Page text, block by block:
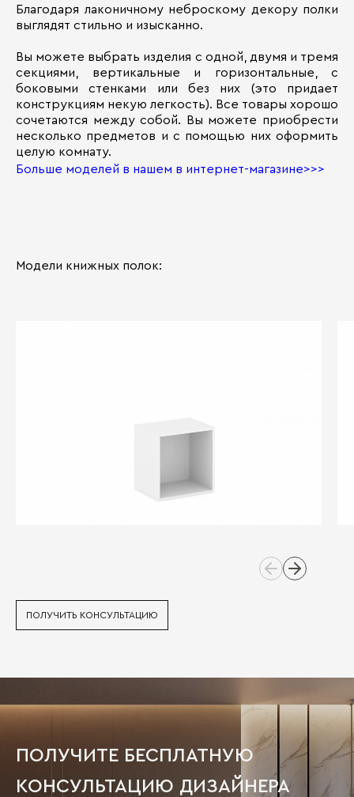
Благодаря лаконичному неброскому декору полки
выглядят стильно и изысканно.
Вы можете выбрать изделия с одной, двумя и тремя
секциями, вертикальные и горизонтальные, с
боковыми стенками или без них (это придает
конструкциям некую легкость). Все товары хорошо
сочетаются между собой. Вы можете приобрести
несколько предметов и с помощью них оформить
целую комнату.
Больше моделей в нашем в интернет-магазине>>>
Модели книжных полок:
ПОЛУЧИТЬ КОНСУЛЬТАЦИЮ
ПОЛУЧИТЕ БЕСПЛАТНУЮ
КОНСУЛЬТАЦИЮ ДИЗАЙНЕРА